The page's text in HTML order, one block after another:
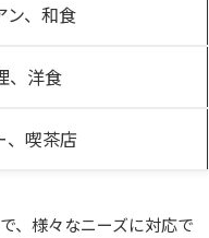
ン、和食
、洋食
、喫茶店
、様々なニーズに対応で